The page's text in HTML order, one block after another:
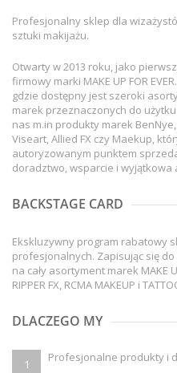
Profesjonalny sklep dla
sztuki makijażu.
Otwarty w 2013 roku, jako
firmowy marki MAKE UP FOR
gdzie dostępny jest szeroki
marek przeznaczonych do
nas m.in produkty marek BenNye,
Viseart, Allied FX czy Maekup,
autoryzowanym punktem
doradztwo, wsparcie i wyjątkowa
BACKSTAGE CARD
Ekskluzywny program rabatowy
profesjonalnych. Zapisując się
na cały asortyment marek MAKE
RIPPER FX, RCMA MAKEUP i
DLACZEGO MY
1 Profesjonalne produkty i